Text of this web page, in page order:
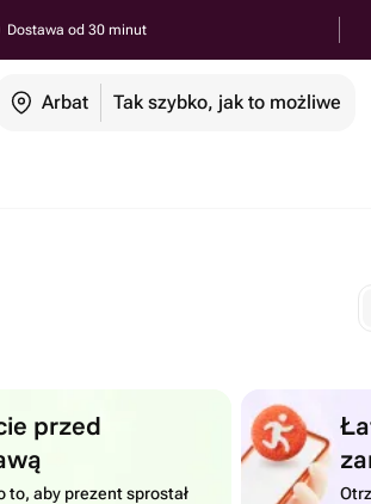
Dostawa od 30 minut
Arbat Tak szybko, jak to możliwe
przed
to, aby prezent sprostał